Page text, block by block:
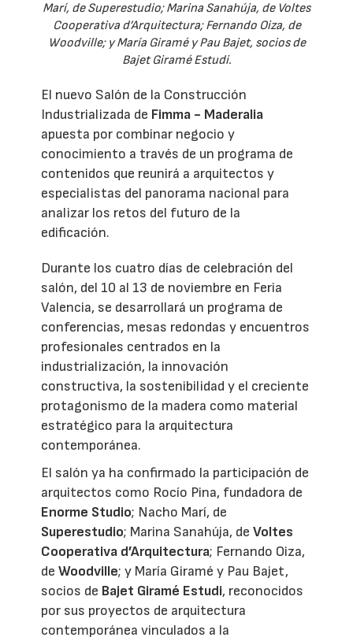
Marí, de Superestudio; Marina Sanahúja, de Voltes
Cooperativa d’Arquitectura; Fernando Oiza, de
Woodville; y María Giramé y Pau Bajet, socios de
Bajet Giramé Estudi.
El nuevo Salón de la Construcción
Industrializada de Fimma - Maderalia
apuesta por combinar negocio y
conocimiento a través de un programa de
contenidos que reunirá a arquitectos y
especialistas del panorama nacional para
analizar los retos del futuro de la
edificación.
Durante los cuatro días de celebración del
salón, del 10 al 13 de noviembre en Feria
Valencia, se desarrollará un programa de
conferencias, mesas redondas y encuentros
profesionales centrados en la
industrialización, la innovación
constructiva, la sostenibilidad y el creciente
protagonismo de la madera como material
estratégico para la arquitectura
contemporánea.
El salón ya ha confirmado la participación de
arquitectos como Rocío Pina, fundadora de
Enorme Studio; Nacho Marí, de
Superestudio; Marina Sanahúja, deVoltes
Cooperativa d’Arquitectura; Fernando Oiza,
deWoodville; y María Giramé y Pau Bajet,
socios de Bajet Giramé Estudi, reconocidos
por sus proyectos de arquitectura
contemporánea vinculados a la